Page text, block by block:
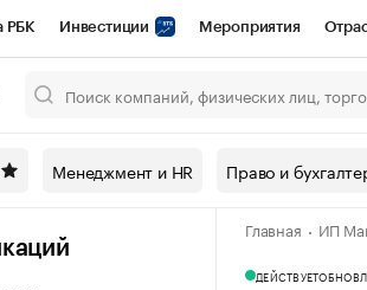
РБК Инвестиции Мероприятия
СПб Конференции СПб Спецпроекты
медиа Рынок наличной валюты
Менеджмент и HR Право и
Главная ИП
ДЕЙСТВУЕТ